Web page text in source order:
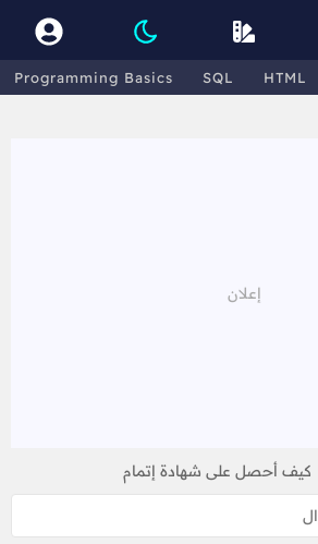
Programming Basics SQL HTML
كيف أحصل على شهادة إتمام